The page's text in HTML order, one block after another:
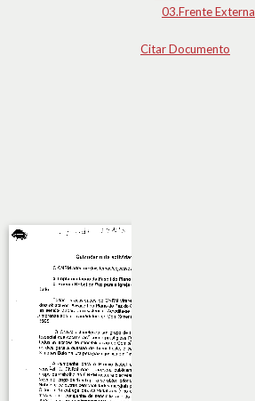
03.Frente Externa
Citar Documento